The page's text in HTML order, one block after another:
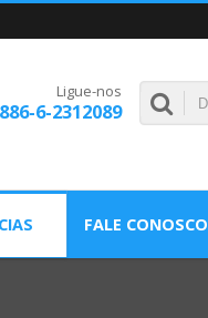
Ligue-nos
6-2312089
FALE CONOSCO